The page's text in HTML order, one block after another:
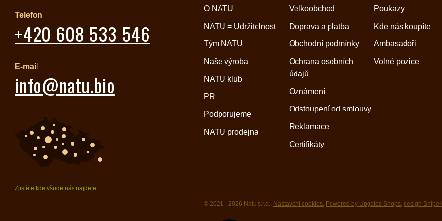
Telefon
+420 608 533 546
E-mail
info@natu.bio
Zjistěte kde všude nás najdete
O NATU
NATU = Udržitelnost
Tým NATU
Naše výroba
NATU klub
PR
Podporujeme
NATU prodejna
Velkoobchod
Doprava a platba
Obchodní podmínky
Ochrana osobních
údajů
Oznámení
Odstoupení od smlouvy
Reklamace
Certifikáty
Poukazy
Kde nás koupíte
Ambasadoři
Volné pozice
© 2021 - 2026 Natu s.r.o., Nastavení cookies, Powered by Upgates Shops, design